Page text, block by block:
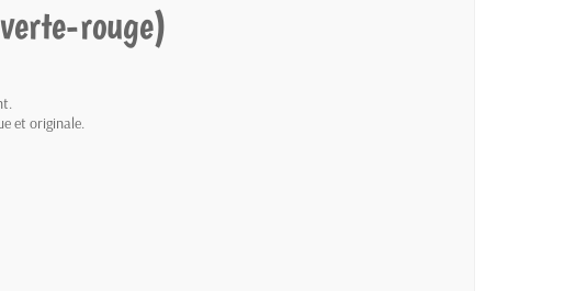
rouge)
et originale.